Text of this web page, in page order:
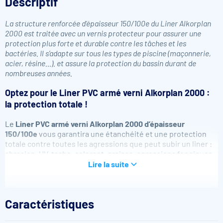
La structure renforcée d’épaisseur 150/100e du Liner Alkorplan
2000 est traitée avec un vernis protecteur pour assurer une
protection plus forte et durable contre les tâches et les
bactéries. Il s’adapte sur tous les types de piscine (maçonnerie,
acier, résine…). et assure la protection du bassin durant de
nombreuses années.
Optez pour le Liner PVC armé verni Alkorplan 2000 :
la protection totale !
Le Liner PVC armé verni Alkorplan 2000 d’épaisseur
150/100e vous garantira une étanchéité et une protection
totale contre toutes les agressions que peut subir un liner :
abrasion, UV, tache, colorant, graisse, agressions fongiques
et micro-biologiques et bactéries. Simple à poser, il est idéal
Étanchéité membrane garantie 10 ans
Résistance aux tâches garantie
Lire la suite
Caractéristiques